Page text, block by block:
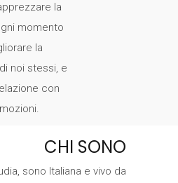
la
momento
la
noi stessi, e
con
CHI SONO
sono Italiana e vivo da